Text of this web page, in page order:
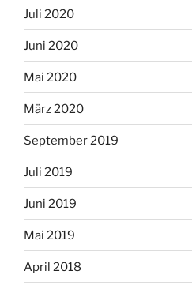
Juli 2020
Juni 2020
Mai 2020
März 2020
September 2019
Juli 2019
Juni 2019
Mai 2019
April 2018